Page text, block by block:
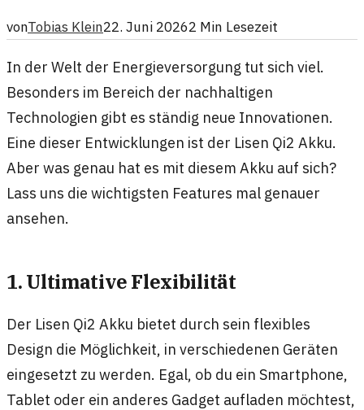
vonTobias Klein22. Juni 20262 Min Lesezeit
In der Welt der Energieversorgung tut sich viel.
Besonders im Bereich der nachhaltigen
Technologien gibt es ständig neue Innovationen.
Eine dieser Entwicklungen ist der Lisen Qi2 Akku.
Aber was genau hat es mit diesem Akku auf sich?
Lass uns die wichtigsten Features mal genauer
ansehen.
1. Ultimative Flexibilität
Der Lisen Qi2 Akku bietet durch sein flexibles
Design die Möglichkeit, in verschiedenen Geräten
eingesetzt zu werden. Egal, ob du ein Smartphone,
Tablet oder ein anderes Gadget aufladen möchtest,